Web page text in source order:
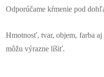
Odporúčame kŕmenie pod
Hmotnosť, tvar, objem, farba
môžu výrazne líšiť.